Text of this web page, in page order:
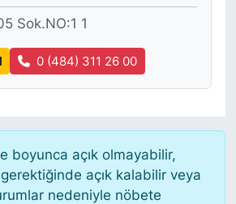
Sok.NO:1 1
0 (484) 311 26 00
boyunca açık olmayabilir,
gerektiğinde açık kalabilir veya
nedeniyle nöbete
BARIŞI